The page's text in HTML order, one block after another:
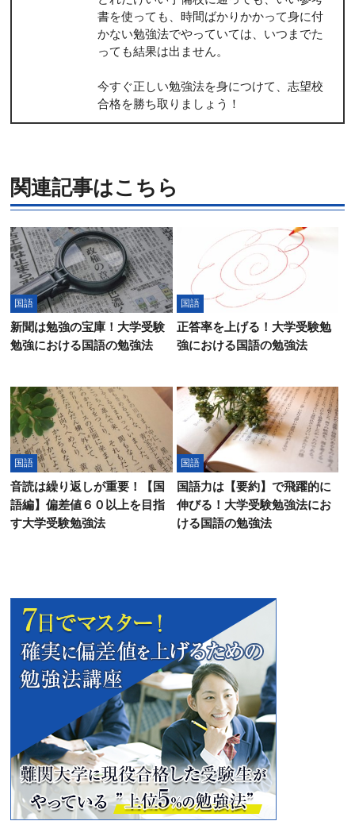
書を使っても、時間ばかりかかって身に付
かない勉強法でやっていては、いつまでた
っても結果は出ません。
今すぐ正しい勉強法を身につけて、志望校
合格を勝ち取りましょう！
関連記事はこちら
国語
新聞は勉強の宝庫！大学受験
勉強における国語の勉強法
国語
正答率を上げる！大学受験勉
強における国語の勉強法
国語
音読は繰り返しが重要！【国
語編】偏差値６０以上を目指
す大学受験勉強法
国語
国語力は【要約】で飛躍的に
伸びる！大学受験勉強法にお
ける国語の勉強法